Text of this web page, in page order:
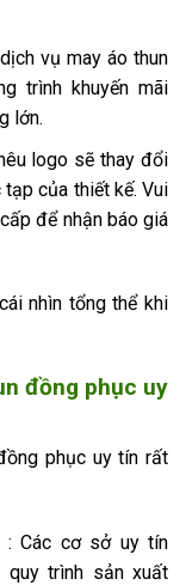
vụ may áo thun
trình khuyến mãi
lớn.
logo sẽ thay đổi
của thiết kế. Vui
để nhận báo giá
nhìn tổng thể khi
đồng phục uy
phục uy tín rất
: Các cơ sở uy tín
trình sản xuất